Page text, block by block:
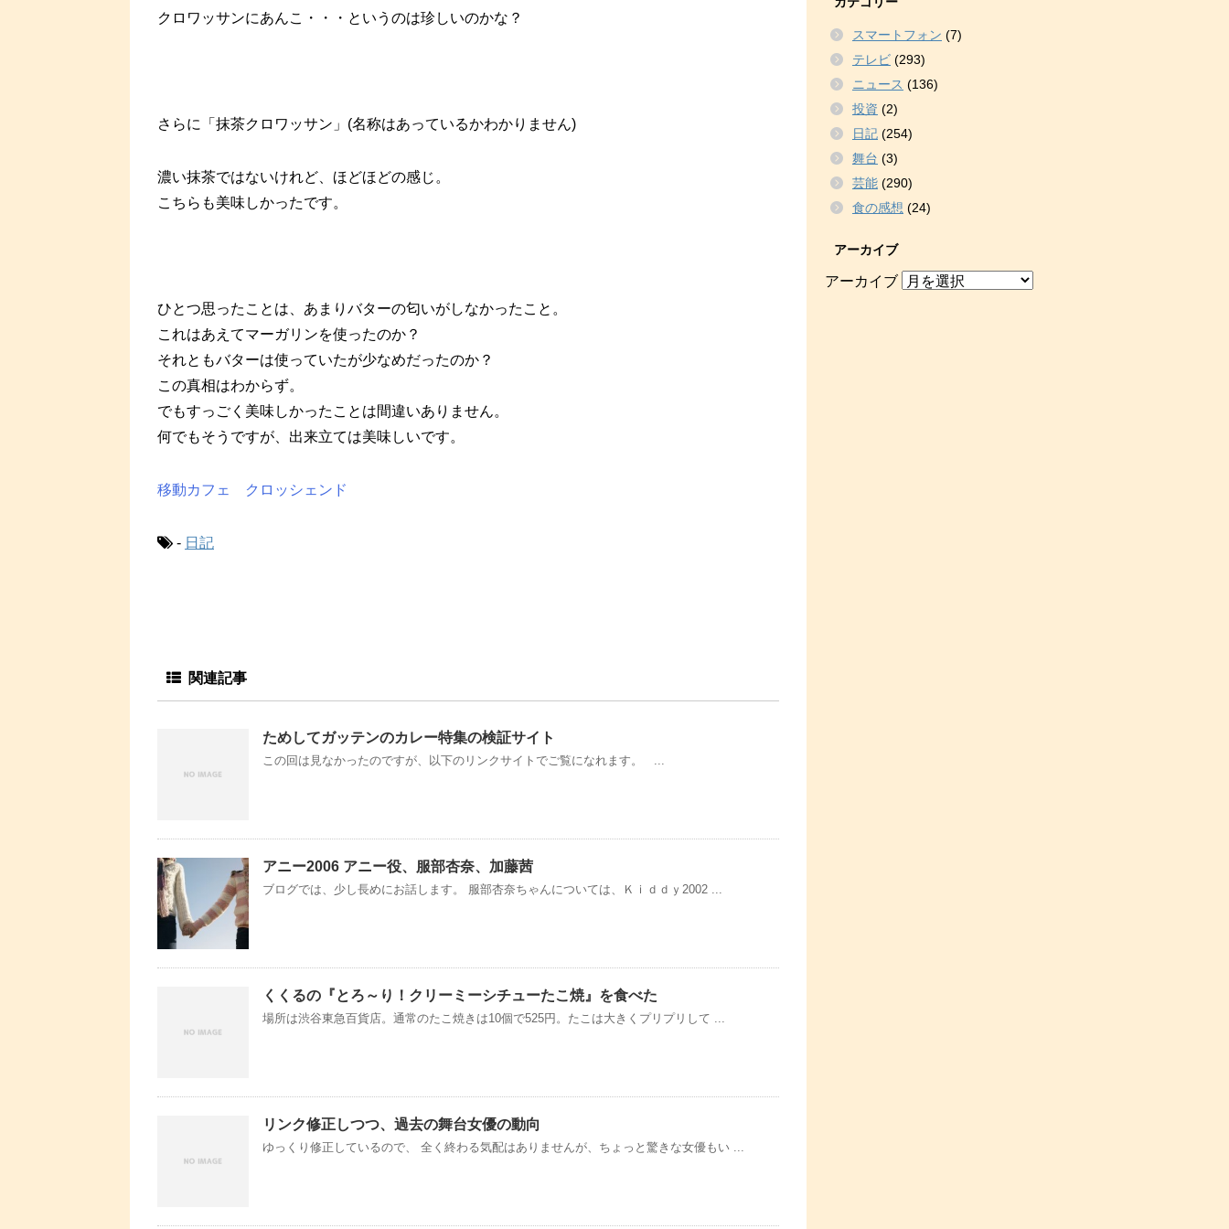
クロワッサンにあんこ・・・というのは珍しいのかな？
さらに「抹茶クロワッサン」(名称はあっているかわかりません)
濃い抹茶ではないけれど、ほどほどの感じ。
こちらも美味しかったです。
ひとつ思ったことは、あまりバターの匂いがしなかったこと。
これはあえてマーガリンを使ったのか？
それともバターは使っていたが少なめだったのか？
この真相はわからず。
でもすっごく美味しかったことは間違いありません。
何でもそうですが、出来立ては美味しいです。
移動カフェ クロッシェンド
- 日記
関連記事
ためしてガッテンのカレー特集の検証サイト
この回は見なかったのですが、以下のリンクサイトでご覧になれます。 ...
アニー2006 アニー役、服部杏奈、加藤茜
ブログでは、少し長めにお話します。 服部杏奈ちゃんについては、Ｋｉｄｄｙ2002 ...
くくるの『とろ～り！クリーミーシチューたこ焼』を食べた
場所は渋谷東急百貨店。通常のたこ焼きは10個で525円。たこは大きくプリプリして ...
リンク修正しつつ、過去の舞台女優の動向
ゆっくり修正しているので、 全く終わる気配はありませんが、ちょっと驚きな女優もい ...
スマートフォン (7)
テレビ (293)
ニュース (136)
投資 (2)
日記 (254)
舞台 (3)
芸能 (290)
食の感想 (24)
アーカイブ
アーカイブ